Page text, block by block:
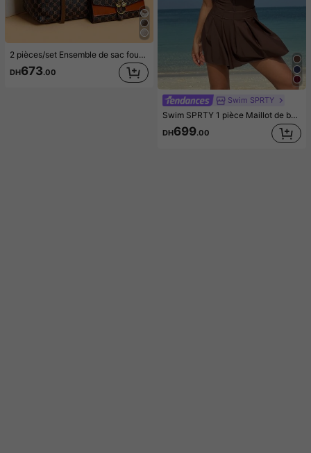
2 pièces/set Ensemble de sac fourre-tout et portefeuille à motif vintage, ensemble de sacs à main mode grande capacité pour femmes d'âge moyen
DH673.00
Swim SPRTY
Swim SPRTY 1 pièce Maillot de bain une pièce pour femme avec col blocs de couleurs et ourlet froncé, pour les vacances d'été à la plage
DH699.00